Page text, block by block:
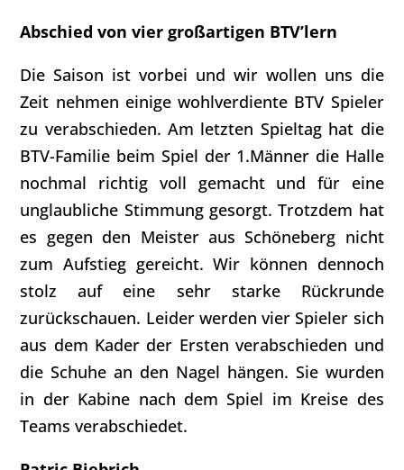
Abschied von vier großartigen BTV’lern
Die Saison ist vorbei und wir wollen uns die
Zeit nehmen einige wohlverdiente BTV Spieler
zu verabschieden. Am letzten Spieltag hat die
BTV-Familie beim Spiel der 1.Männer die Halle
nochmal richtig voll gemacht und für eine
unglaubliche Stimmung gesorgt. Trotzdem hat
es gegen den Meister aus Schöneberg nicht
zum Aufstieg gereicht. Wir können dennoch
stolz auf eine sehr starke Rückrunde
zurückschauen. Leider werden vier Spieler sich
aus dem Kader der Ersten verabschieden und
die Schuhe an den Nagel hängen. Sie wurden
in der Kabine nach dem Spiel im Kreise des
Teams verabschiedet.